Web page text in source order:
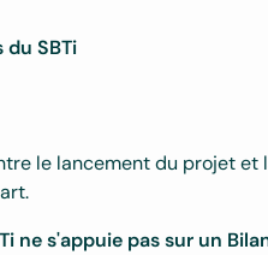
SBTi
le lancement du projet
ne s'appuie pas sur un